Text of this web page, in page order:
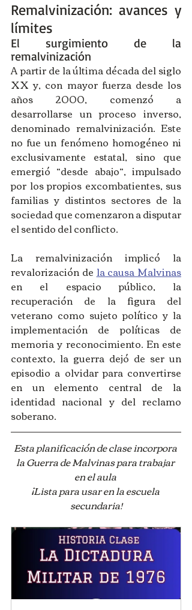
Remalvinización: avances y
límites
El surgimiento de la
remalvinización
A partir de la última década del siglo
XX y, con mayor fuerza desde los
años 2000, comenzó a
desarrollarse un proceso inverso,
denominado remalvinización. Este
no fue un fenómeno homogéneo ni
exclusivamente estatal, sino que
emergió “desde abajo”, impulsado
por los propios excombatientes, sus
familias y distintos sectores de la
sociedad que comenzaron a disputar
el sentido del conflicto.
La remalvinización implicó la
revalorización de la causa Malvinas
en el espacio público, la
recuperación de la figura del
veterano como sujeto político y la
implementación de políticas de
memoria y reconocimiento. En este
contexto, la guerra dejó de ser un
episodio a olvidar para convertirse
en un elemento central de la
identidad nacional y del reclamo
soberano.
Esta planificación de clase incorpora
la Guerra de Malvinas para trabajar
en el aula
¡Lista para usar en la escuela
secundaria!